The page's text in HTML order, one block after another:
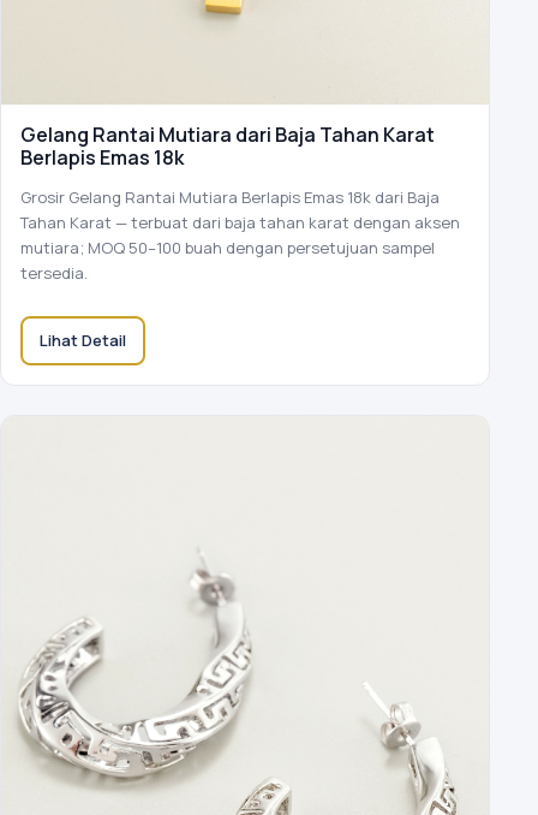
Gelang Rantai Mutiara dari Baja Tahan Karat
Berlapis Emas 18k
Grosir Gelang Rantai Mutiara Berlapis Emas 18k dari Baja
Tahan Karat — terbuat dari baja tahan karat dengan aksen
mutiara; MOQ 50–100 buah dengan persetujuan sampel
tersedia.
Lihat Detail